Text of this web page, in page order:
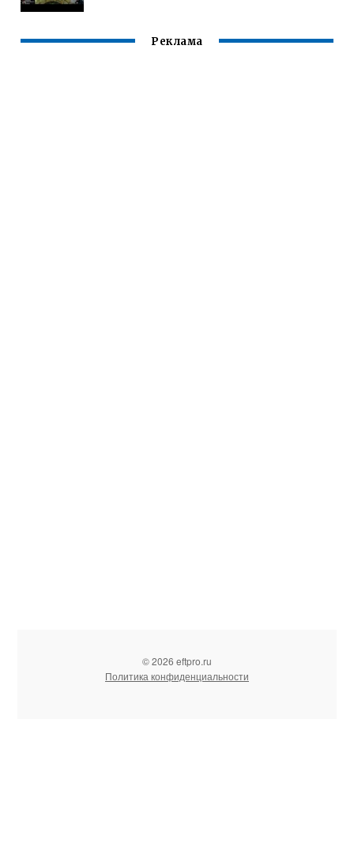
Реклама
© 2026 eftpro.ru
Политика конфиденциальности